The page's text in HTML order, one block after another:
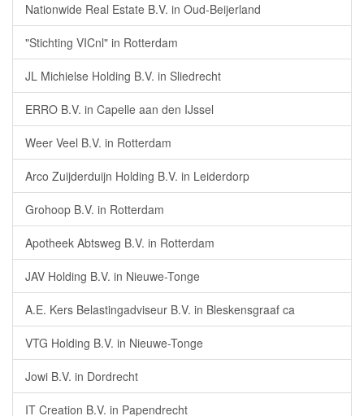
Nationwide Real Estate B.V. in Oud-Beijerland
"Stichting VICnl" in Rotterdam
JL Michielse Holding B.V. in Sliedrecht
ERRO B.V. in Capelle aan den IJssel
Weer Veel B.V. in Rotterdam
Arco Zuijderduijn Holding B.V. in Leiderdorp
Grohoop B.V. in Rotterdam
Apotheek Abtsweg B.V. in Rotterdam
JAV Holding B.V. in Nieuwe-Tonge
A.E. Kers Belastingadviseur B.V. in Bleskensgraaf ca
VTG Holding B.V. in Nieuwe-Tonge
Jowi B.V. in Dordrecht
IT Creation B.V. in Papendrecht